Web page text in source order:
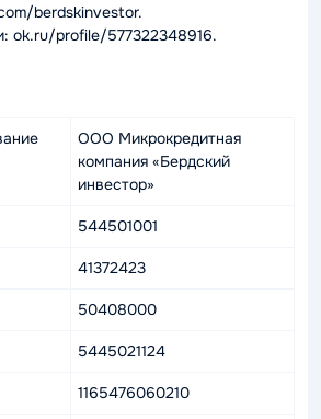
berdskinvestor.
ok.ru/profile/577322348916.
ООО Микрокредитная
компания «Бердский
инвестор»
544501001
41372423
50408000
5445021124
1165476060210